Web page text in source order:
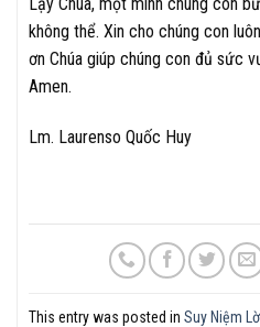
không thể. Xin cho chúng con
ơn Chúa giúp chúng con đủ sức
Amen.
Lm. Laurenso Quốc Huy
This entry was posted in Suy Niệm